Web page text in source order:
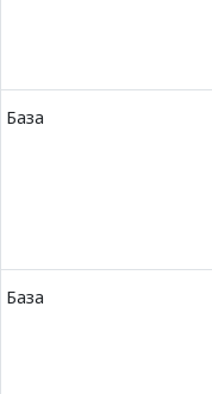
База
База